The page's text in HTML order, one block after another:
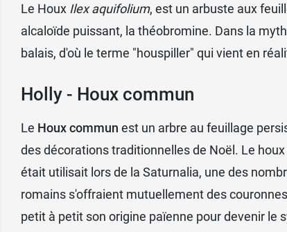
Le Houx Ilex aquifolium, est un arbuste aux
alcaloïde puissant, la théobromine. Dans la
balais, d'où le terme "houspiller" qui vient en
Holly - Houx commun
Le Houx commun est un arbre au feuillage
des décorations traditionnelles de Noël. Le
était utilisait lors de la Saturnalia, une des
romains s'offraient mutuellement des
petit à petit son origine païenne pour devenir le